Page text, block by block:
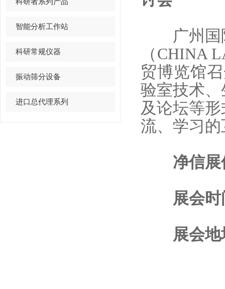
智能分析工作站
科研常规仪器
振动筛分设备
进口总代理系列
广州国际
（CHINA
贸博览馆
验室技术
及论坛等
流、学习
净信展
展会时间
展会地址